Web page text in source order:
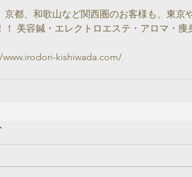
京都、和歌山など関西圏のお客様も、東京
！ 美容鍼・エレクトロエステ・アロマ・痩
kishiwada.com/